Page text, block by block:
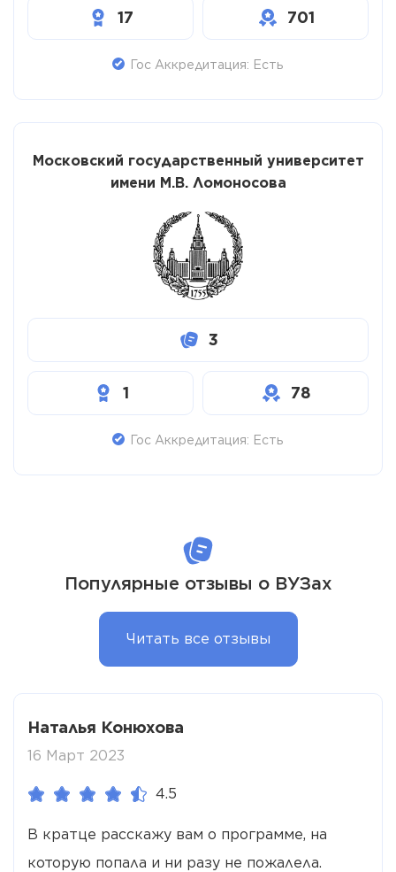
17 701
Гос Аккредитация: Есть
Московский государственный университет
имени М.В. Ломоносова
3
1 78
Гос Аккредитация: Есть
Популярные отзывы о ВУЗах
Читать все отзывы
Наталья Конюхова
16 Март 2023
4.5
В кратце расскажу вам о программе, на
которую попала и ни разу не пожалела.